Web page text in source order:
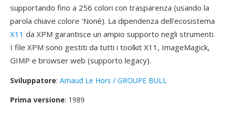
supportando fino a 256 colori con trasparenza (usando la
parola chiave colore 'Nonè). La dipendenza dell'ecosistema
X11 da XPM garantisce un ampio supporto negli strumenti.
I file XPM sono gestiti da tutti i toolkit X11, ImageMagick,
GIMP e browser web (supporto legacy).
Sviluppatore: Arnaud Le Hors / GROUPE BULL
Prima versione: 1989